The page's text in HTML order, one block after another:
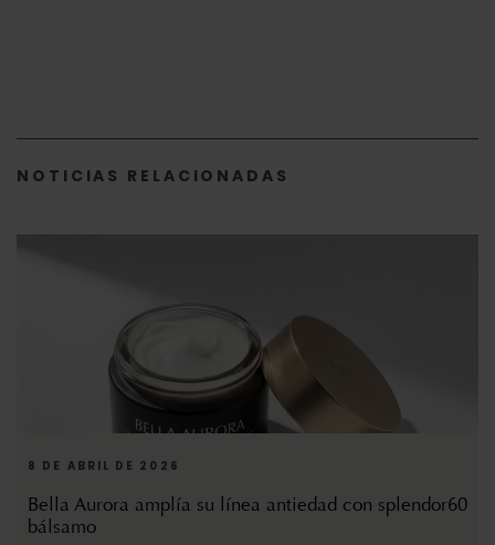
NOTICIAS RELACIONADAS
8 DE ABRIL DE 2026
Bella Aurora amplía su línea antiedad con splendor60
bálsamo